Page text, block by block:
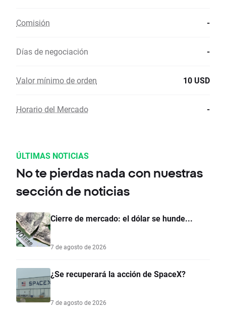
Comisión -
Días de negociación -
Valor mínimo de orden 10 USD
Horario del Mercado -
ÚLTIMAS NOTICIAS
No te pierdas nada con nuestras
sección de noticias
Cierre de mercado: el dólar se hunde...
7 de agosto de 2026
¿Se recuperará la acción de SpaceX?
7 de agosto de 2026